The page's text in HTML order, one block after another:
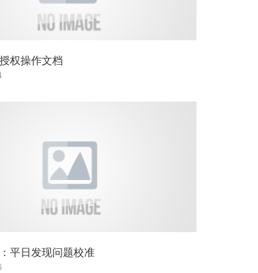
权操作文档
平日发现问题校准